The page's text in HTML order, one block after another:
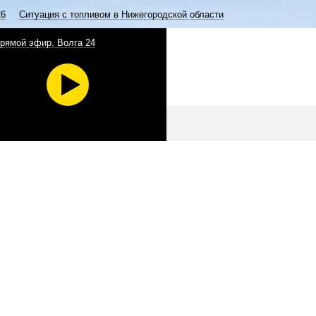
Ситуация с топливом в Нижегородской области
эфир. Волга 24